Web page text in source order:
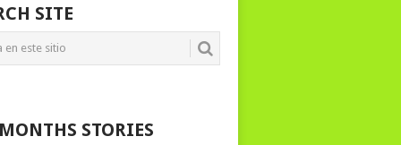
SITE
STORIES